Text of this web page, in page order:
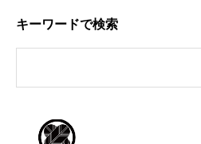
キーワードで検索